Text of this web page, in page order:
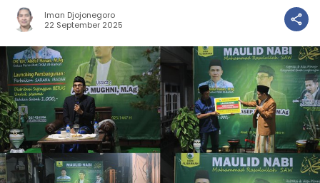
Iman Djojonegoro
22 September 2025